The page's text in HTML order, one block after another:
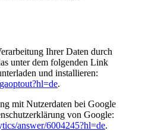
Ihrer Daten durch
unter dem folgenden Link
und installieren:
.
mit Nutzerdaten bei Google
von Google:
answer/6004245?hl=de.